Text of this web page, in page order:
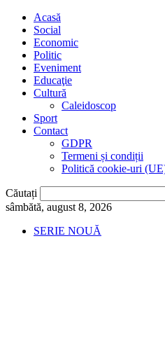
Acasă
Social
Economic
Politic
Eveniment
Educaţie
Cultură
Caleidoscop
Sport
Contact
GDPR
Termeni și condiții
Politică cookie-uri
Căutați
sâmbătă, august 8, 2026
SERIE NOUĂ